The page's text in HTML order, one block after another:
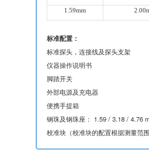
1.59mm
标准配置：
标准探头，连接线及探头支架
仪器操作说明书
脚踏开关
外部电源及充电器
便携手提箱
钢珠及钢珠座： 1.59 / 3.18 / 4.76
校准块（校准块的配置根据测量范围